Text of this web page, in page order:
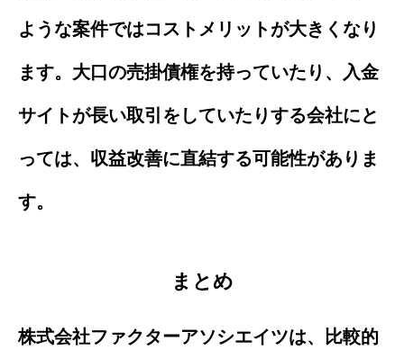
ような案件ではコストメリットが大きくなり
ます。大口の売掛債権を持っていたり、入金
サイトが長い取引をしていたりする会社にと
っては、収益改善に直結する可能性がありま
す。
まとめ
株式会社ファクターアソシエイツは、比較的